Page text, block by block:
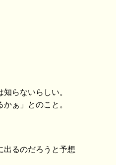
らないらしい。
ぁ」とのこと。
出るのだろうと予想